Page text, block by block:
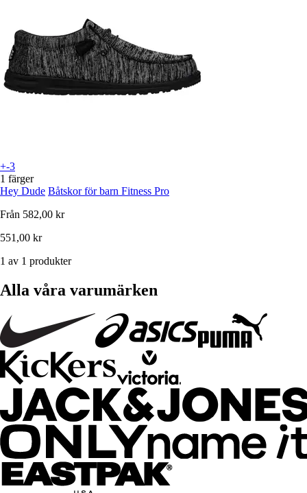
+-3
1 färger
Hey Dude Båtskor för barn Fitness Pro
Från 582,00 kr
551,00 kr
1 av 1 produkter
Alla våra varumärken